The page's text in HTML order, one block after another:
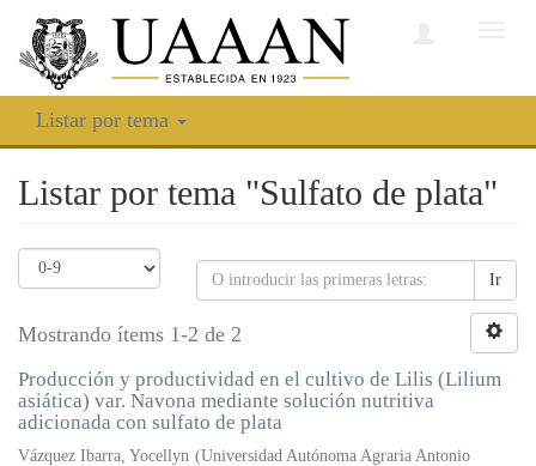
Listar por tema
Listar por tema "Sulfato de plata"
Ir
Mostrando ítems 1-2 de 2
Producción y productividad en el cultivo de Lilis (Lilium
asiática) var. Navona mediante solución nutritiva
adicionada con sulfato de plata
Vázquez Ibarra, Yocellyn (Universidad Autónoma Agraria Antonio